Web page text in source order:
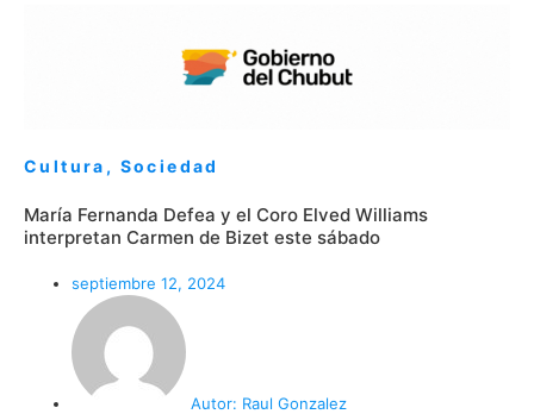
Cultura , Sociedad
María Fernanda Defea y el Coro Elved Williams
interpretan Carmen de Bizet este sábado
septiembre 12, 2024
Autor: Raul Gonzalez